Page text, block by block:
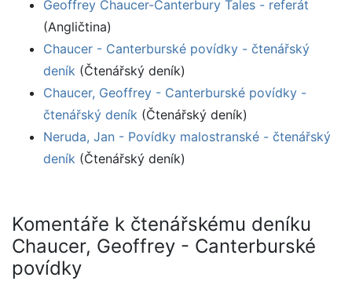
Geoffrey Chaucer-Canterbury Tales - referát
(Angličtina)
Chaucer - Canterburské povídky - čtenářský
deník (Čtenářský deník)
Chaucer, Geoffrey - Canterburské povídky -
čtenářský deník (Čtenářský deník)
Neruda, Jan - Povídky malostranské - čtenářský
deník (Čtenářský deník)
Komentáře k čtenářskému deníku
Chaucer, Geoffrey - Canterburské
povídky